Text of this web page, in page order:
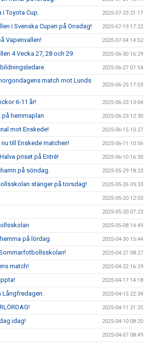
i Toyota Cup. 2025-07-23 21:17
i Svenska Cupen på Onsdag! 2025-07-19 17:22
Vapenvallen! 2025-07-04 14:52
4 Vecka 27, 28 och 29. 2025-06-30 16:29
2025-06-27 07:54
match mot Lunds
2025-06-25 17:03
6-11 år! 2025-06-23 13:04
på hemmaplan 2025-06-23 12:30
mot Enskede! 2025-06-15 10:27
till Enskede matchen! 2025-06-11 10:56
priset på Entrè! 2025-06-10 16:30
på söndag. 2025-05-29 18:23
stänger på torsdag! 2025-05-26 09:33
2025-05-20 12:03
2025-05-20 07:23
2025-05-08 14:49
på lördag. 2025-04-30 15:44
2025-04-27 08:27
match! 2025-04-22 16:29
2025-04-17 14:18
Långfredagen. 2025-04-15 22:34
2025-04-11 21:25
idag! 2025-04-10 08:20
2025-04-07 08:49